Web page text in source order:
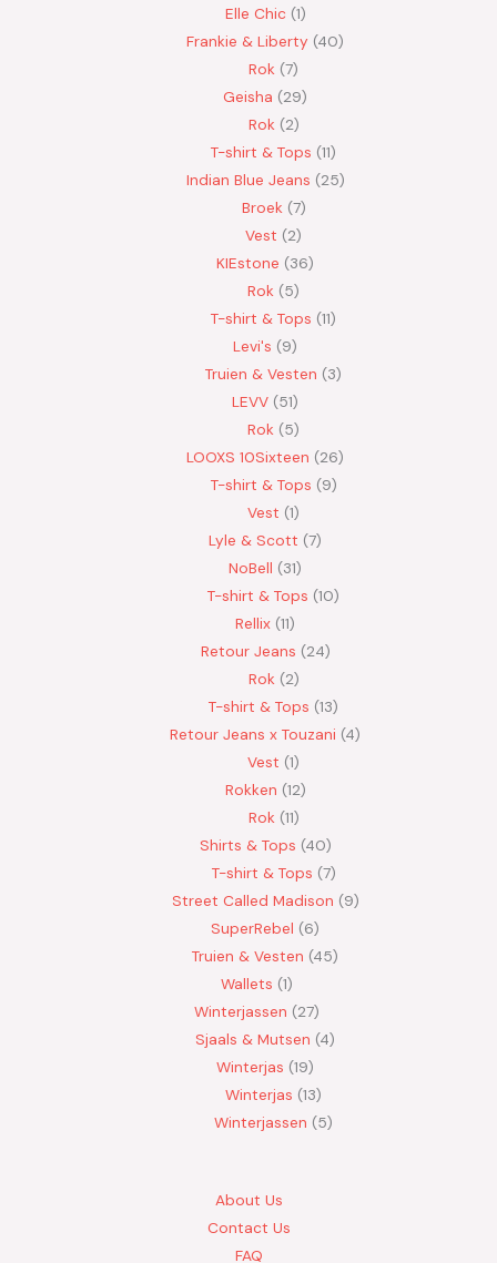
Elle Chic 1
Frankie & Liberty 40
Rok 7
Geisha
29
Rok 2
T-shirt & Tops 11
Indian Blue Jeans 25
Broek 7
Vest
2
KIEstone
36
Rok 5
T-shirt & Tops 11
Levi's
9
Truien & Vesten
3
LEVV 51
Rok 5
LOOXS 10Sixteen
26
T-shirt & Tops 9
Vest 1
Lyle & Scott 7
NoBell
31
T-shirt & Tops 10
Rellix 11
Retour Jeans 24
Rok 2
T-shirt & Tops 13
Retour Jeans x Touzani 4
Vest 1
Rokken 12
Rok 11
Shirts & Tops 40
T-shirt & Tops 7
Street Called Madison 9
SuperRebel
6
Truien & Vesten 45
Wallets 1
Winterjassen
27
Sjaals & Mutsen 4
Winterjas 19
Winterjas 13
Winterjassen
5
About Us
Contact Us
FAQ